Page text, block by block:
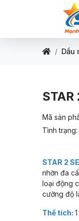
Dầu
STAR
Mã sản
Tình trạng:
STAR 2
nhờn đa
loại động
cường độ
Thể tích: